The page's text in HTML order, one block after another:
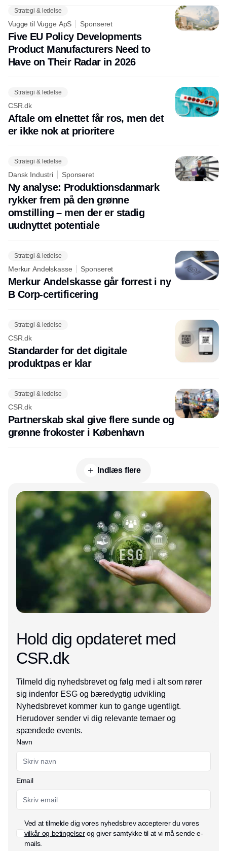
Strategi & ledelse
Vugge til Vugge ApS Sponseret
Five EU Policy Developments
Product Manufacturers Need to
Have on Their Radar in 2026
Strategi & ledelse
CSR.dk
Aftale om elnettet får ros, men det
er ikke nok at prioritere
Strategi & ledelse
Dansk Industri Sponseret
Ny analyse: Produktionsdanmark
rykker frem på den grønne
omstilling – men der er stadig
uudnyttet potentiale
Strategi & ledelse
Merkur Andelskasse Sponseret
Merkur Andelskasse går forrest i ny
B Corp-certificering
Strategi & ledelse
CSR.dk
Standarder for det digitale
produktpas er klar
Strategi & ledelse
CSR.dk
Partnerskab skal give flere sunde og
grønne frokoster i København
Indlæs flere
Annonce
Hold dig opdateret med
CSR.dk
Tilmeld dig nyhedsbrevet og følg med i alt som rører
sig indenfor ESG og bæredygtig udvikling
Nyhedsbrevet kommer kun to gange ugentligt.
Herudover sender vi dig relevante temaer og
spændede events.
Navn
Email
Ved at tilmelde dig vores nyhedsbrev accepterer du vores
vilkår og betingelserog giver samtykke til at vi må sende e-
mails.